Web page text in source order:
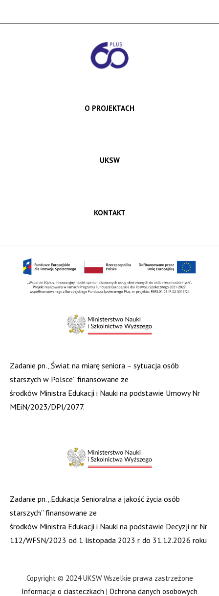
O PROJEKTACH
UKSW
KONTAKT
Zadanie pn. „Świat na miarę seniora – sytuacja osób
starszych w Polsce” finansowane ze
środków Ministra Edukacji i Nauki na podstawie Umowy Nr
MEiN/2023/DPI/2077.
Zadanie pn. „Edukacja Senioralna a jakość życia osób
starszych” finansowane ze
środków Ministra Edukacji i Nauki na podstawie Decyzji nr Nr
112/WFSN/2023 od 1 listopada 2023 r. do 31.12.2026 roku
Copyright © 2024 UKSW Wszelkie prawa zastrzeżone
Informacja o ciasteczkach | Ochrona danych osobowych